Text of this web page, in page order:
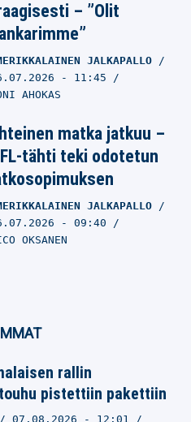
– ”Olit
JALKAPALLO
- 11:45
AHOKAS
matka jatkuu –
tähti teki odotetun
JALKAPALLO
- 09:40
OKSANEN
Bowlin valloittanut
– tässä järisyttävä
JALKAPALLO
- 08:42
rallin
pistettiin pakettiin
07.08.2026 - 12:01